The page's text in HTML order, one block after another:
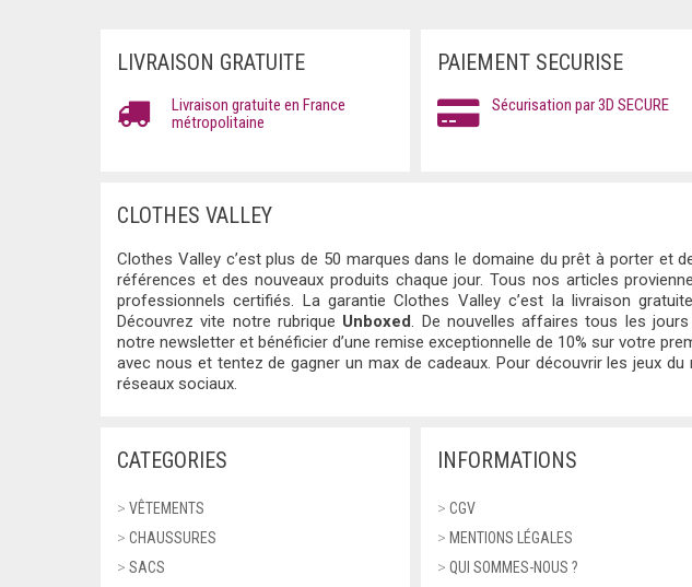
LIVRAISON GRATUITE
Livraison gratuite en France
métropolitaine
PAIEMENT SECURISE
Sécurisation par 3D SECURE
CLOTHES VALLEY
Clothes Valley c’est plus de 50 marques dans le domaine du prêt à porter et
références et des nouveaux produits chaque jour. Tous nos articles
professionnels certifiés. La garantie Clothes Valley c’est la livraison
Découvrez vite notre rubrique Unboxed. De nouvelles affaires tous les
notre newsletter et bénéficier d’une remise exceptionnelle de 10% sur votre
avec nous et tentez de gagner un max de cadeaux. Pour découvrir les jeux
réseaux sociaux.
CATEGORIES
> VÊTEMENTS
> CHAUSSURES
> SACS
INFORMATIONS
> CGV
> MENTIONS LÉGALES
> QUI SOMMES-NOUS ?